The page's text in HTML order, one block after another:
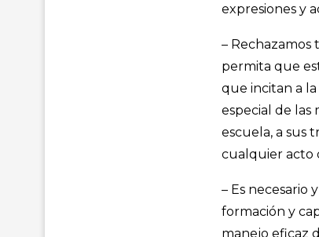
expresiones y
– Rechazamos
permita que
que incitan a la
especial de las
escuela, a sus
cualquier acto
– Es necesario
formación y
manejo eficaz